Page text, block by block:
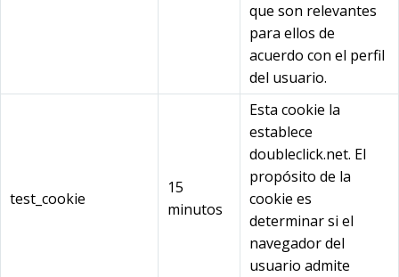
que son relevantes
para ellos de
acuerdo con el perfil
del usuario.
test_cookie
15
minutos
Esta cookie la
establece
doubleclick.net. El
propósito de la
cookie es
determinar si el
navegador del
usuario admite